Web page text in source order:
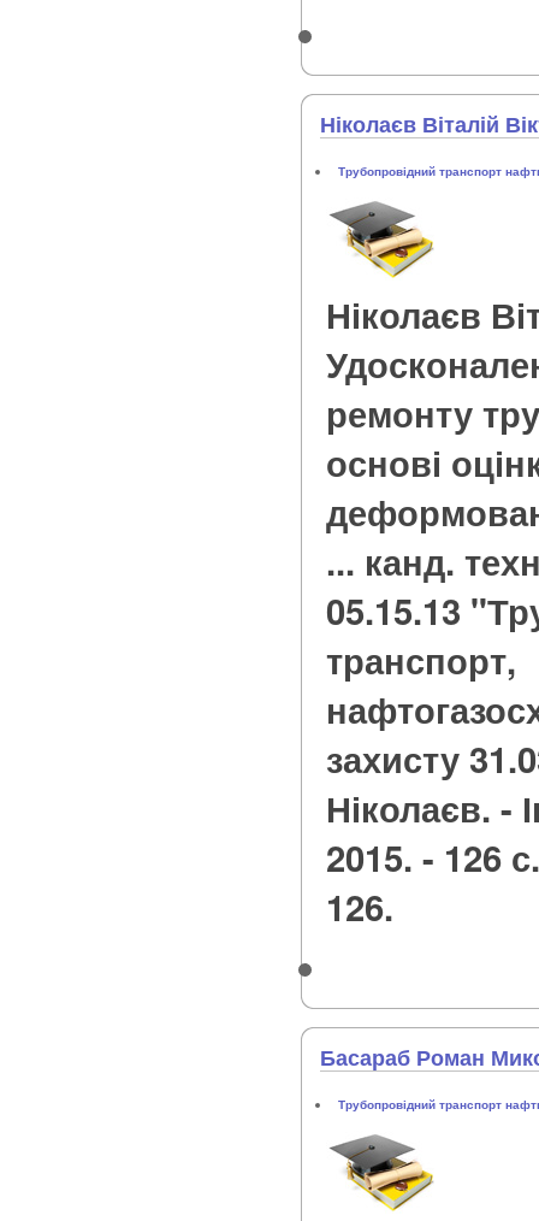
Ніколаєв Віталій
Трубопровідний транспорт
Ніколаєв
ремонту
основі
... канд.
05.15.13
транспорт,
захисту
Ніколаєв. -
2015. - 126
126.
Басараб Роман
Трубопровідний транспорт